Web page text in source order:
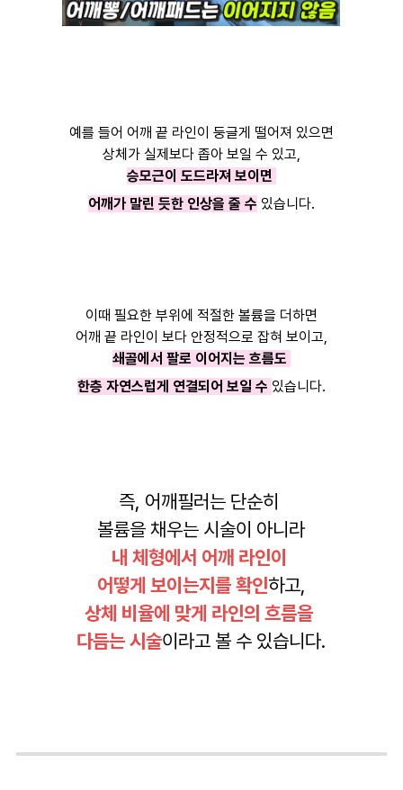
예를 들어 어깨 끝 라인이 둥글게 떨어져 있으면
상체가 실제보다 좁아 보일 수 있고,
승모근이 도드라져 보이면
어깨가 말린 듯한 인상을 줄 수 있습니다.
이때 필요한 부위에 적절한 볼륨을 더하면
어깨 끝 라인이 보다 안정적으로 잡혀 보이고,
쇄골에서 팔로 이어지는 흐름도
한층 자연스럽게 연결되어 보일 수 있습니다.
즉, 어깨필러는 단순히
볼륨을 채우는 시술이 아니라
내 체형에서 어깨 라인이
어떻게 보이는지를 확인하고,
상체 비율에 맞게 라인의 흐름을
다듬는 시술이라고 볼 수 있습니다.